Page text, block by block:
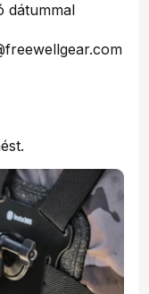
dátummal